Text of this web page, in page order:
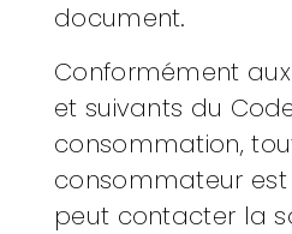
document.
Conformément aux
et suivants du
consommation,
consommateur est
peut contacter la